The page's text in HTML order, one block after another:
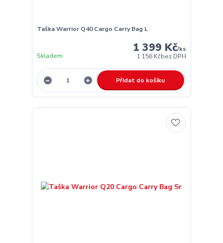
Taška Warrior Q40 Cargo Carry Bag L
1 399 Kč/ks
1 156 Kčbez DPH
Skladem
Přidat do košíku